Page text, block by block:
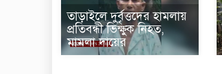
তাড়াইলে দুর্বৃত্তদের হামলায়
প্রতিবন্ধী ভিক্ষুক নিহত,
মামলা দায়ের